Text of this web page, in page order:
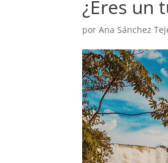
¿Eres un
porAna Sánchez